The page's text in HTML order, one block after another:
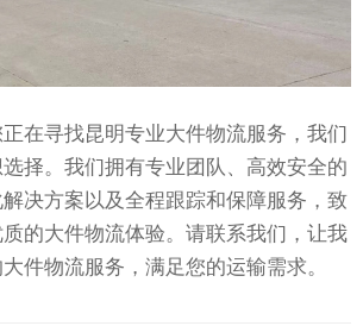
寻找昆明专业大件物流服务，我们
择。我们拥有专业团队、高效安全的
决方案以及全程跟踪和保障服务，致
的大件物流体验。请联系我们，让我
件物流服务，满足您的运输需求。